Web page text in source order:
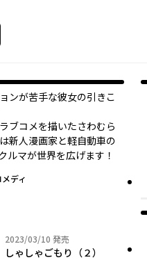
ンが苦手な彼女の引きこ
ブコメを描いたさわむら
新人漫画家と軽自動車の
ルマが世界を広げます！
ディ
2023/03/10 2023年03月10日
発売
しゃしゃごもり（２）